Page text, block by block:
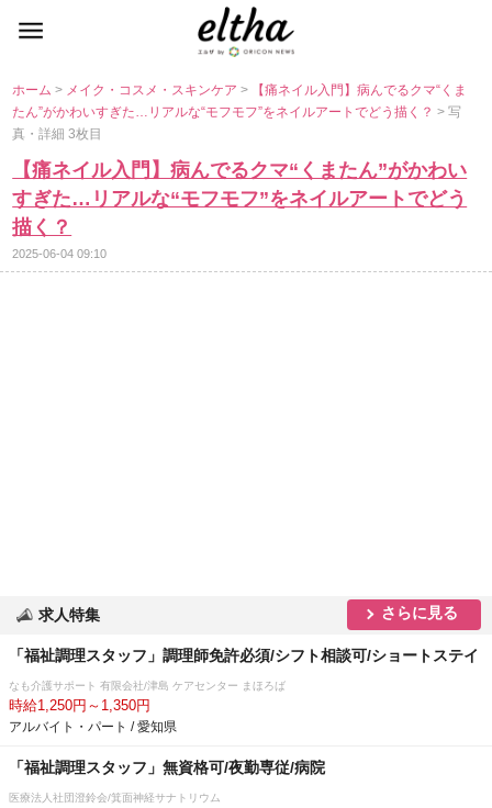
ホーム> メイク・コスメ・スキンケア>
【痛ネイル入門】病んでるクマ“くま
たん”がかわいすぎた…リアルな“モフモフ”をネイルアートでどう描く？> 写
真・詳細 3枚目
【痛ネイル入門】病んでるクマ“くまたん”がかわい
すぎた…リアルな“モフモフ”をネイルアートでどう
描く？
2025-06-04 09:10
求人特集 さらに見る
「福祉調理スタッフ」調理師免許必須/シフト相談可/ショートステイ
なも介護サポート 有限会社/津島 ケアセンター まほろば
時給1,250円～1,350円
アルバイト・パート / 愛知県
「福祉調理スタッフ」無資格可/夜勤専従/病院
医療法人社団澄鈴会/箕面神経サナトリウム